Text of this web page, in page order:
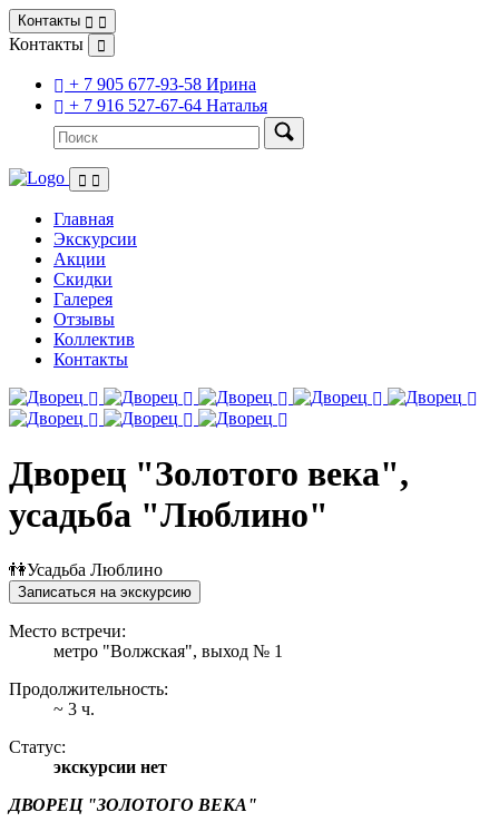
Контакты
Контакты
+ 7 905 677-93-58 Ирина
+ 7 916 527-67-64 Наталья
Главная
Экскурсии
Акции
Скидки
Галерея
Отзывы
Коллектив
Контакты
Дворец "Золотого века",
усадьба "Люблино"
👫Усадьба Люблино
Записаться на экскурсию
Место встречи:
метро "Волжская", выход № 1
Продолжительность:
~ 3 ч.
Статус:
экскурсии нет
ДВОРЕЦ "ЗОЛОТОГО ВЕКА"